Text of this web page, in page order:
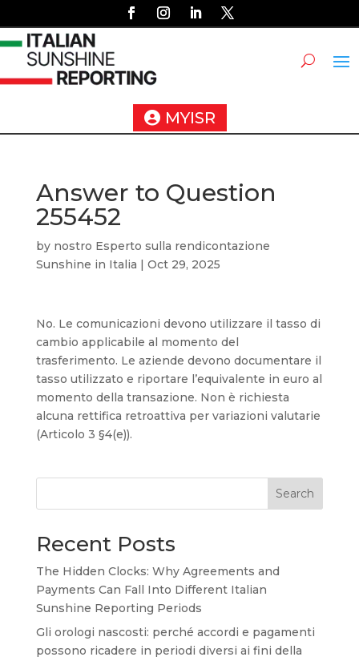
MYISR
Answer to Question
255452
by nostro Esperto sulla rendicontazione
Sunshine in Italia | Oct 29, 2025
No. Le comunicazioni devono utilizzare il tasso di
cambio applicabile al momento del
trasferimento. Le aziende devono documentare il
tasso utilizzato e riportare l’equivalente in euro al
momento della transazione. Non è richiesta
alcuna rettifica retroattiva per variazioni valutarie
(Articolo 3 §4(e)).
Search
Recent Posts
The Hidden Clocks: Why Agreements and
Payments Can Fall Into Different Italian
Sunshine Reporting Periods
Gli orologi nascosti: perché accordi e pagamenti
possono ricadere in periodi diversi ai fini della